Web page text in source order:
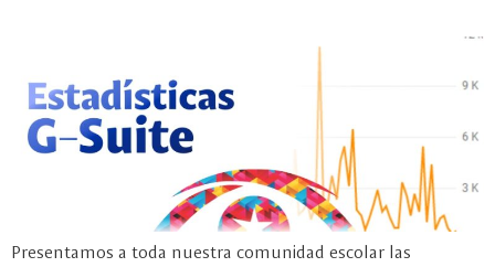
Presentamos a toda nuestra comunidad escolar las